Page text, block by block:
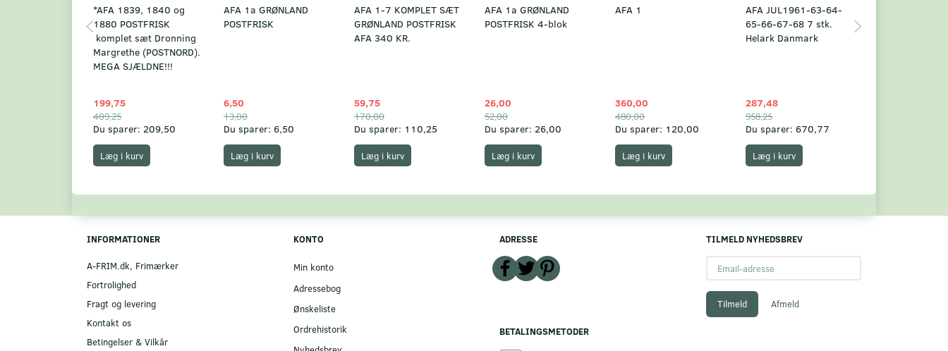
*AFA 1839, 1840 og
1880 POSTFRISK
komplet sæt Dronning
Margrethe (POSTNORD).
MEGA SJÆLDNE!!!
199,75
409,25
Du sparer: 209,50
Læg i kurv
AFA 1a GRØNLAND
POSTFRISK
6,50
13,00
Du sparer: 6,50
Læg i kurv
AFA 1-7 KOMPLET SÆT
GRØNLAND POSTFRISK
AFA 340 KR.
59,75
170,00
Du sparer: 110,25
Læg i kurv
AFA 1a GRØNLAND
POSTFRISK 4-blok
26,00
52,00
Du sparer: 26,00
Læg i kurv
AFA 1
360,00
480,00
Du sparer: 120,00
Læg i kurv
AFA JUL1961-63-64-
65-66-67-68 7 stk.
Helark Danmark
287,48
958,25
Du sparer: 670,77
Læg i kurv
INFORMATIONER
A-FRIM.dk, Frimærker
Fortrolighed
Fragt og levering
Kontakt os
Betingelser & Vilkår
KONTO
Min konto
Adressebog
Ønskeliste
Ordrehistorik
ADRESSE
BETALINGSMETODER
TILMELD NYHEDSBREV
adresse
Tilmeld Afmeld